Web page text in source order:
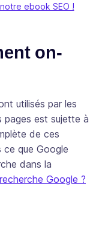
ebook SEO !
on-
utilisés par les
pages est sujette à
de ces
ce que Google
dans la
Google ?